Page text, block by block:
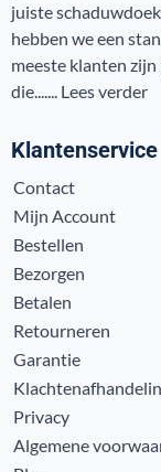
juiste
hebben we een
meeste klanten
die....... Lees verder
Klantenservice
Contact
Mijn Account
Bestellen
Bezorgen
Betalen
Retourneren
Garantie
Privacy
Algemene